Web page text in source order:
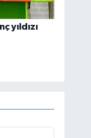
yıldızı